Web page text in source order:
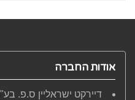
אודות החברה
דיירקט ישראליין ס.פ. בע"מ